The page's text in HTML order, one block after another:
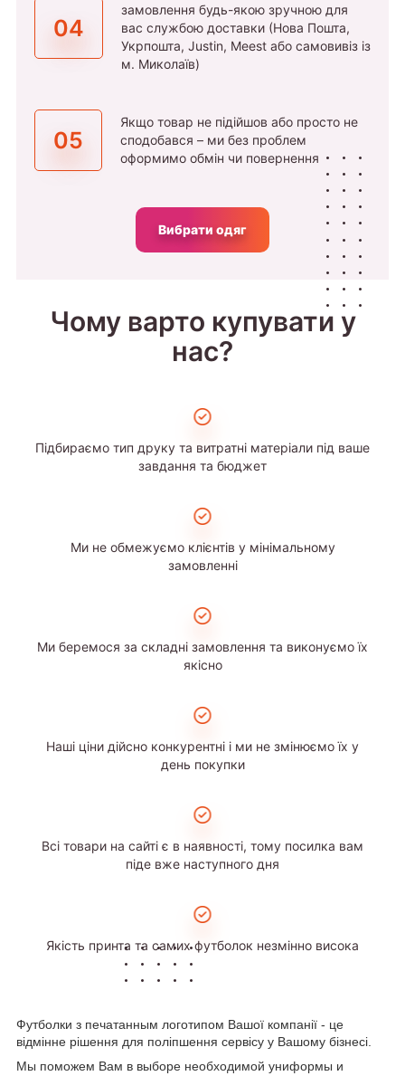
04
замовлення будь-якою зручною для
вас службою доставки (Нова Пошта,
Укрпошта, Justin, Meest або самовивіз із
м. Миколаїв)
05
Якщо товар не підійшов або просто не
сподобався – ми без проблем
оформимо обмін чи повернення
Вибрати одяг
Чому варто купувати у
нас?
Підбираємо тип друку та витратні матеріали під ваше
завдання та бюджет
Ми не обмежуємо клієнтів у мінімальному
замовленні
Ми беремося за складні замовлення та виконуємо їх
якісно
Наші ціни дійсно конкурентні і ми не змінюємо їх у
день покупки
Всі товари на сайті є в наявності, тому посилка вам
піде вже наступного дня
Якість принта та самих футболок незмінно висока
Футболки з печатанным логотипом Вашої компанії - це
відмінне рішення для поліпшення сервісу у Вашому бізнесі.
Мы поможем Вам в выборе необходимой униформы и